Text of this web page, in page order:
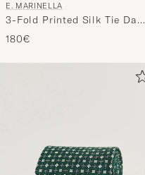
E. MARINELLA
3-Fold Printed Silk Tie Dark
Blue
180€